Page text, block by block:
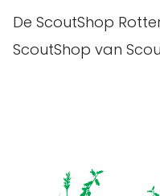
De ScoutShop
ScoutShop van